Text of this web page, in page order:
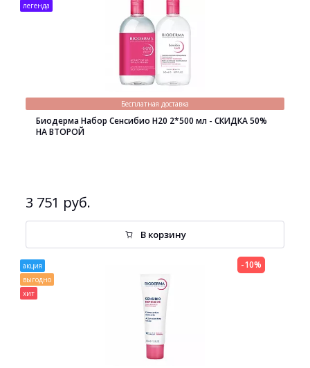
легенда
Бесплатная доставка
Биодерма Набор Сенсибио H20 2*500 мл - СКИДКА 50%
НА ВТОРОЙ
3 751 руб.
В корзину
акция
выгодно
хит
-10%